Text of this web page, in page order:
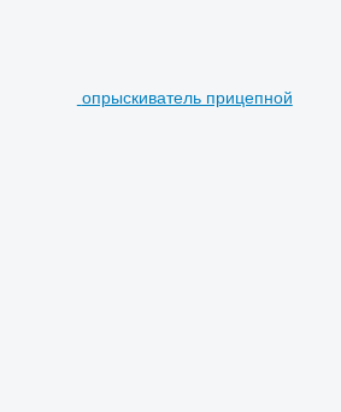
опрыскиватель прицепной